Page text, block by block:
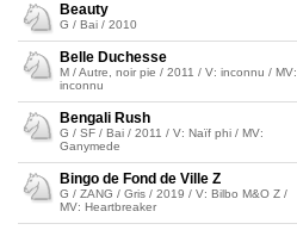
Beauty
G / Bai / 2010
Belle Duchesse
M / Autre, noir pie / 2011 / V: inconnu / MV:
inconnu
Bengali Rush
G / SF / Bai / 2011 / V: Naïf phi / MV:
Ganymede
Bingo de Fond de Ville Z
G / ZANG / Gris / 2019 / V: Bilbo M&O Z /
MV: Heartbreaker